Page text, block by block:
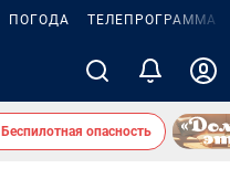
ПОГОДА ТЕЛЕПРОГРАММА
опасность